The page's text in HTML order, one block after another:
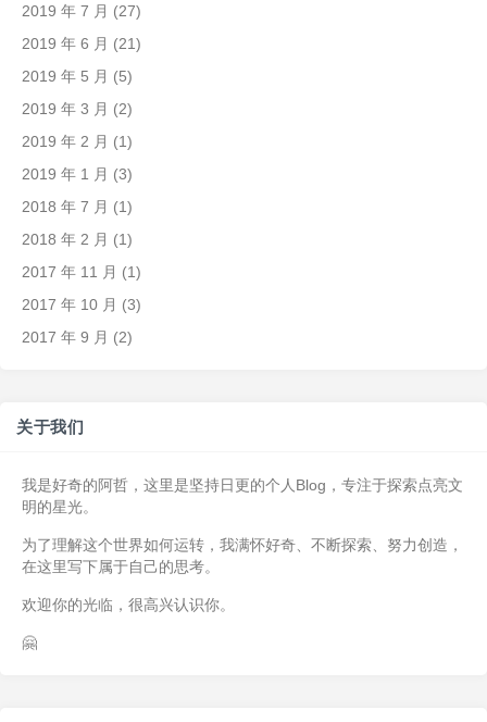
2019 年 7 月 (27)
2019 年 6 月 (21)
2019 年 5 月 (5)
2019 年 3 月 (2)
2019 年 2 月 (1)
2019 年 1 月 (3)
2018 年 7 月 (1)
2018 年 2 月 (1)
2017 年 11 月 (1)
2017 年 10 月 (3)
2017 年 9 月 (2)
关于我们
我是好奇的阿哲，这里是坚持日更的个人Blog，专注于探索点亮文
明的星光。
为了理解这个世界如何运转，我满怀好奇、不断探索、努力创造，
在这里写下属于自己的思考。
欢迎你的光临，很高兴认识你。
🤗